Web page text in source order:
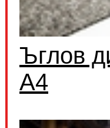
Ъглов
А4